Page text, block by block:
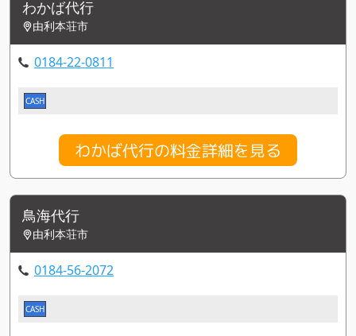
わかば代行
由利本荘市
0184-22-0811
CASH
わかば代行の料金詳細を見る
鳥海代行
由利本荘市
0184-56-2072
CASH